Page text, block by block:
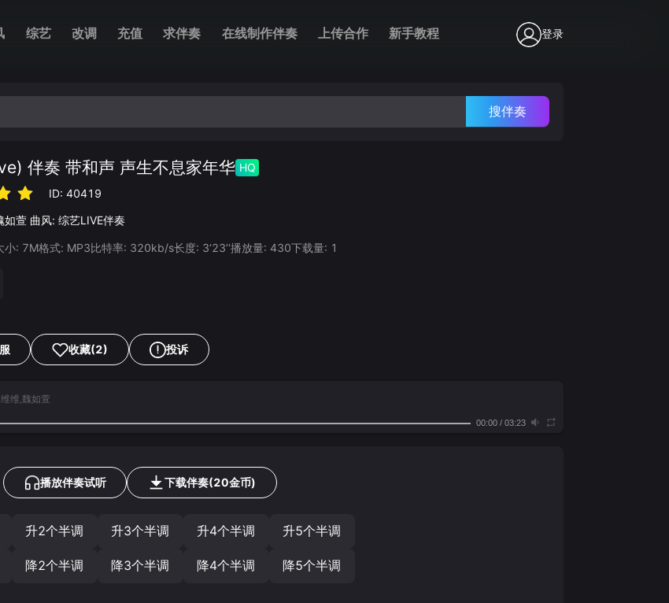
综艺 改调 充值 求伴奏 在线制作伴奏 上传合作 新手教程 登录
搜伴奏
伴奏 带和声 声生不息家年华 HQ
ID:40419
如萱 曲风: 综艺LIVE伴奏
小: 7M格式: MP3比特率: 320kb/s长度: 3‘23’‘播放量: 430下载量: 1
收藏(2) 投诉
维,魏如萱
00:00/ 03:23
播放伴奏试听 下载伴奏(20金币)
升2个半调 升3个半调 升4个半调 升5个半调
降2个半调 降3个半调 降4个半调 降5个半调